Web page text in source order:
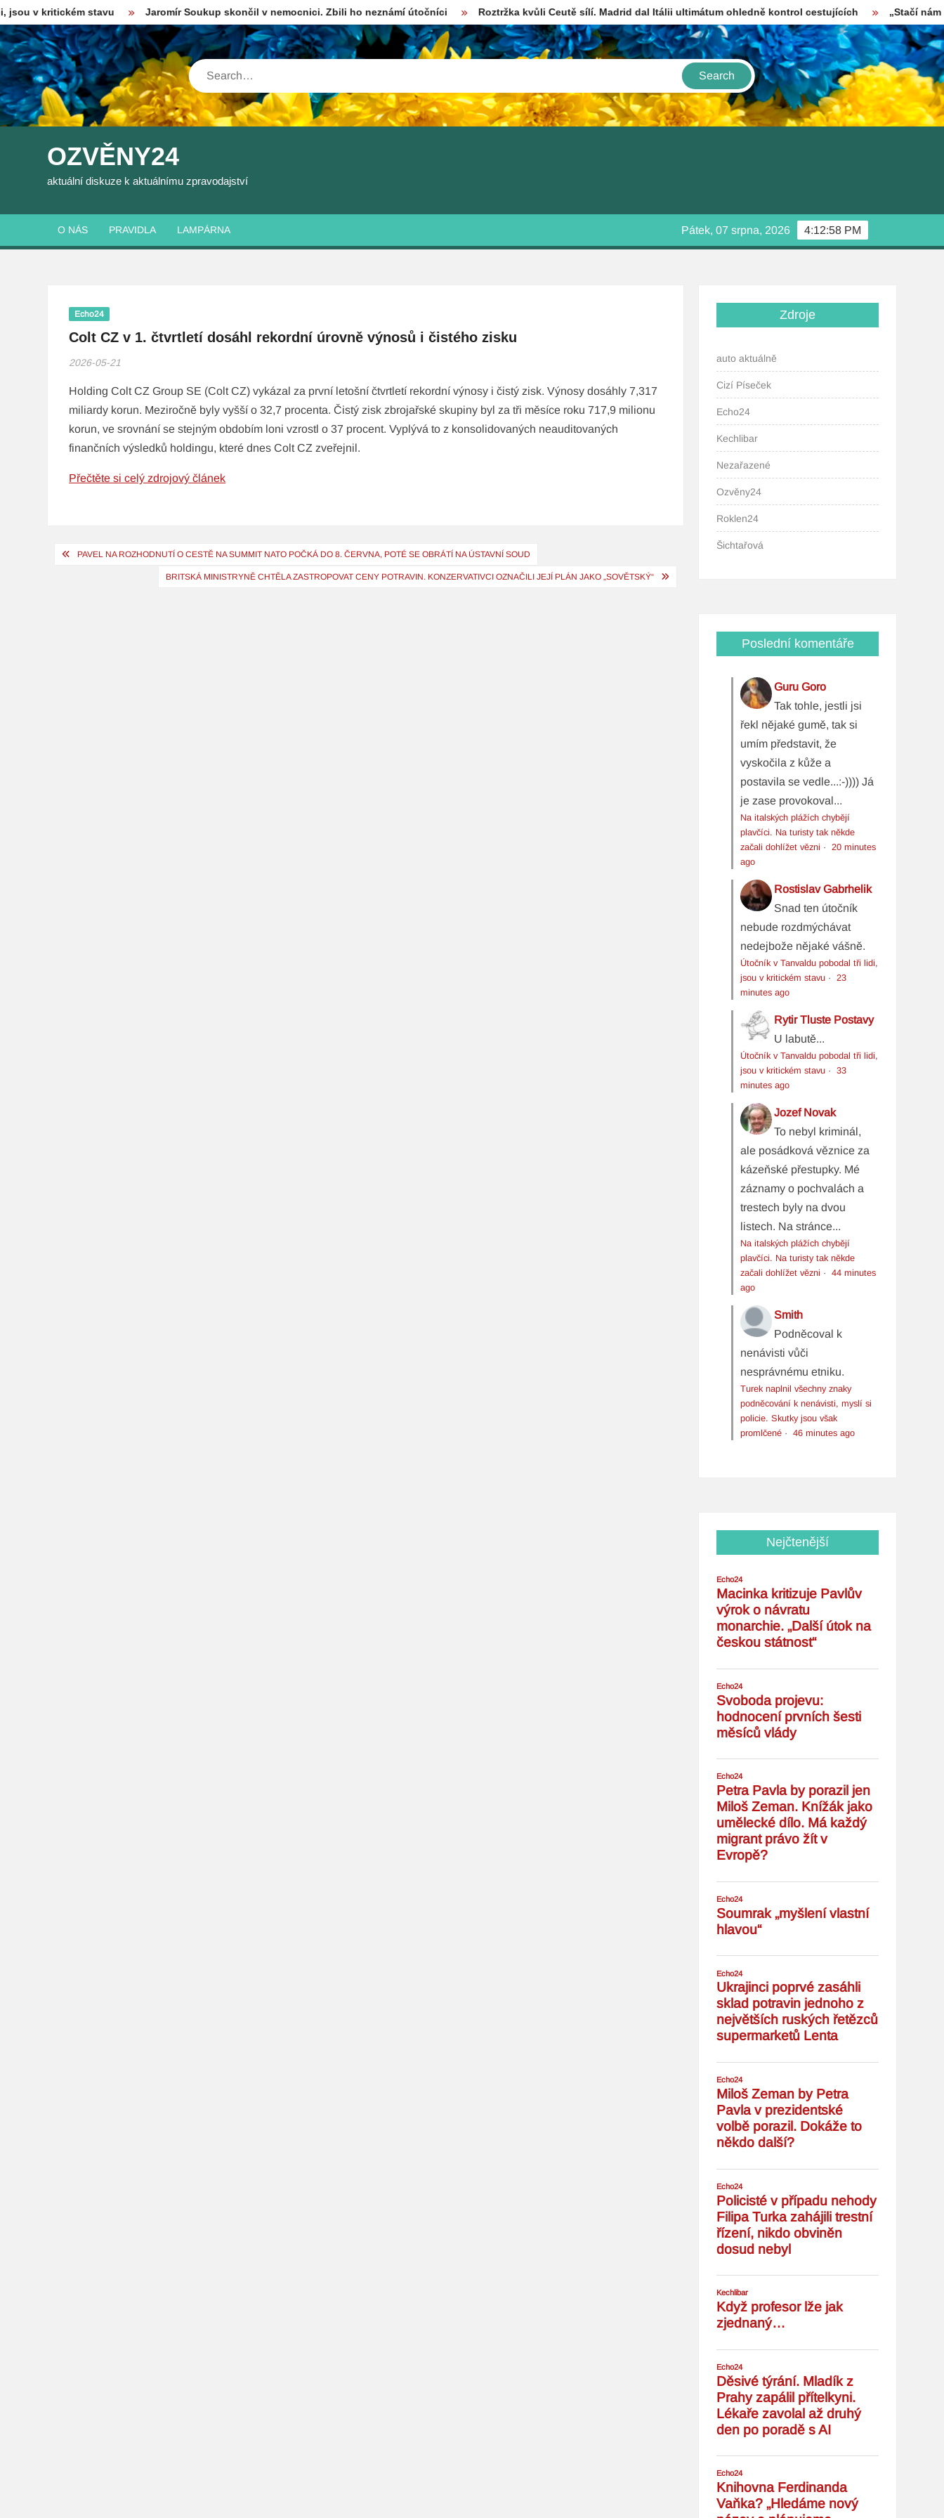
Skip
to
content
stavu Jaromír Soukup skončil v nemocnici. Zbili ho neznámí útočníci Roztržka kvůli Ceutě sílí. Madrid dal Itálii ultimátum ohledně kontrol cestujících „Stačí nám setina
Search
OZVĚNY24
aktuální diskuze k aktuálnímu zpravodajství
O NÁS PRAVIDLA LAMPÁRNA 4:12:59 PM
Pátek, 07 srpna, 2026
Echo24
Colt CZ v 1. čtvrtletí dosáhl rekordní úrovně výnosů i čistého zisku
2026-05-21
Holding Colt CZ Group SE (Colt CZ) vykázal za první letošní čtvrtletí rekordní výnosy i čistý zisk. Výnosy dosáhly 7,317
miliardy korun. Meziročně byly vyšší o 32,7 procenta. Čistý zisk zbrojařské skupiny byl za tři měsíce roku 717,9 milionu
korun, ve srovnání se stejným obdobím loni vzrostl o 37 procent. Vyplývá to z konsolidovaných neauditovaných
finančních výsledků holdingu, které dnes Colt CZ zveřejnil.
Přečtěte si celý zdrojový článek
Navigace
PAVEL NA ROZHODNUTÍ O CESTĚ NA SUMMIT NATO POČKÁ DO 8. ČERVNA, POTÉ SE OBRÁTÍ NA ÚSTAVNÍ SOUD
BRITSKÁ MINISTRYNĚ CHTĚLA ZASTROPOVAT CENY POTRAVIN. KONZERVATIVCI OZNAČILI JEJÍ PLÁN JAKO „SOVĚTSKÝ“
Zdroje
auto aktuálně
Cizí Píseček
Echo24
Kechlibar
Nezařazené
Ozvěny24
Roklen24
Šichtařová
Poslední komentáře
Guru Goro
Tak tohle, jestli jsi
řekl nějaké gumě, tak si
umím představit, že
vyskočila z kůže a
postavila se vedle...:-)))) Já
je zase provokoval...
Na italských plážích chybějí
plavčíci. Na turisty tak někde
začali dohlížet vězni ·20 minutes
ago
Rostislav Gabrhelik
Snad ten útočník
nebude rozdmýchávat
nedejbože nějaké vášně.
Útočník v Tanvaldu pobodal tři lidi,
jsou v kritickém stavu ·23
minutes ago
Rytir Tluste Postavy
U labutě...
Útočník v Tanvaldu pobodal tři lidi,
jsou v kritickém stavu ·33
minutes ago
Jozef Novak
To nebyl kriminál,
ale posádková věznice za
kázeňské přestupky. Mé
záznamy o pochvalách a
trestech byly na dvou
listech. Na stránce...
Na italských plážích chybějí
plavčíci. Na turisty tak někde
začali dohlížet vězni ·44 minutes
ago
Smith
Podněcoval k
nenávisti vůči
nesprávnému etniku.
Turek naplnil všechny znaky
podněcování k nenávisti, myslí si
policie. Skutky jsou však
promlčené ·46 minutes ago
Nejčtenější